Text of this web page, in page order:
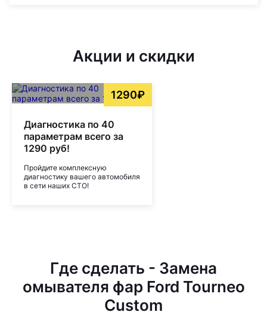
Акции и скидки
1290₽
Диагностика по 40
параметрам всего за
1290 руб!
Пройдите комплексную
диагностику вашего автомобиля
в сети наших СТО!
Где сделать - Замена
омывателя фар Ford Tourneo
Custom